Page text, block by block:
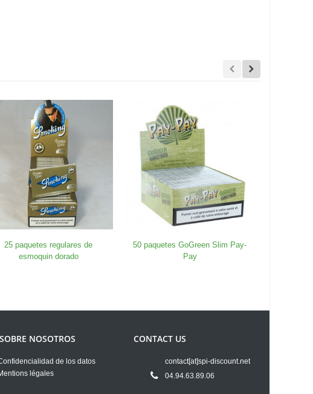
25 paquetes regulares de
esmoquin dorado
50 paquetes GoGreen Slim Pay-
Pay
SOBRE NOSOTROS
de los datos
légales
CONTACT US
contact[at]spi-discount.net
04.94.63.89.06